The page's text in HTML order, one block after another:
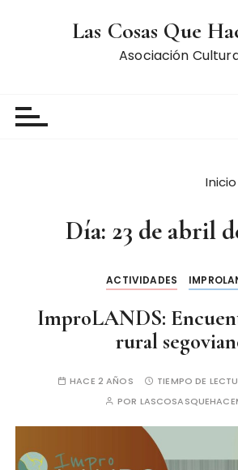
Las Cosas Que
Asociación
Inicio
Día: 23 de abril
ACTIVIDADES
ImproLANDS:
rural
HACE 2 AÑOS TIEMPO DE
POR